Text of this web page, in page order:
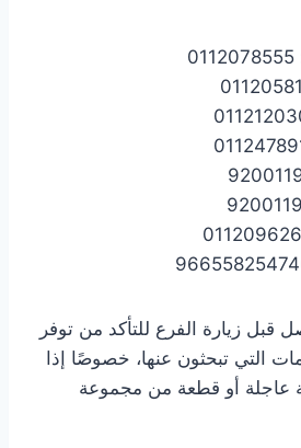
قبل زيارة الفرع للتأكد من توفر
التي تبحثون عنها، خصوصًا إذا
عاجلة أو قطعة من مجموعة